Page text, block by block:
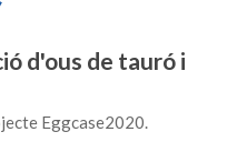
d'ous de tauró i
Eggcase2020.